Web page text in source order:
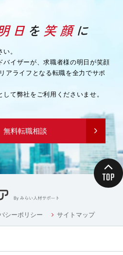
。
バイザーが、求職者様の明日が笑顔
アライフとなる転職を全力でサポ
て弊社をご利用くださいませ。
無料転職相談
シーポリシー サイトマップ